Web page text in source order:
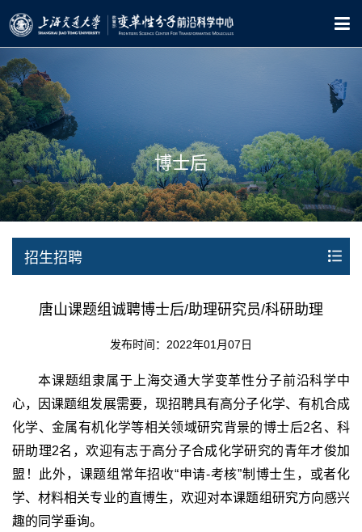
博士后
招生招聘
唐山课题组诚聘博士后/助理研究员/科研助理
发布时间：2022年01月07日
本课题组隶属于上海交通大学变革性分子前沿科学中
心，因课题组发展需要，现招聘具有高分子化学、有机合成
化学、金属有机化学等相关领域研究背景的博士后2名、科
研助理2名，欢迎有志于高分子合成化学研究的青年才俊加
盟！此外，课题组常年招收“申请-考核”制博士生，或者化
学、材料相关专业的直博生，欢迎对本课题组研究方向感兴
趣的同学垂询。